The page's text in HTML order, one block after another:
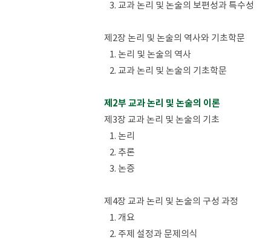
3. 교과 논리 및 논술의 보편성과 특수성
제2장 논리 및 논술의 역사와 기초학문
1. 논리 및 논술의 역사
2. 교과 논리 및 논술의 기초학문
제2부 교과 논리 및 논술의 이론
제3장 교과 논리 및 논술의 기초
1. 논리
2. 추론
3. 논증
제4장 교과 논리 및 논술의 구성 과정
1. 개요
2. 주제 설정과 문제의식